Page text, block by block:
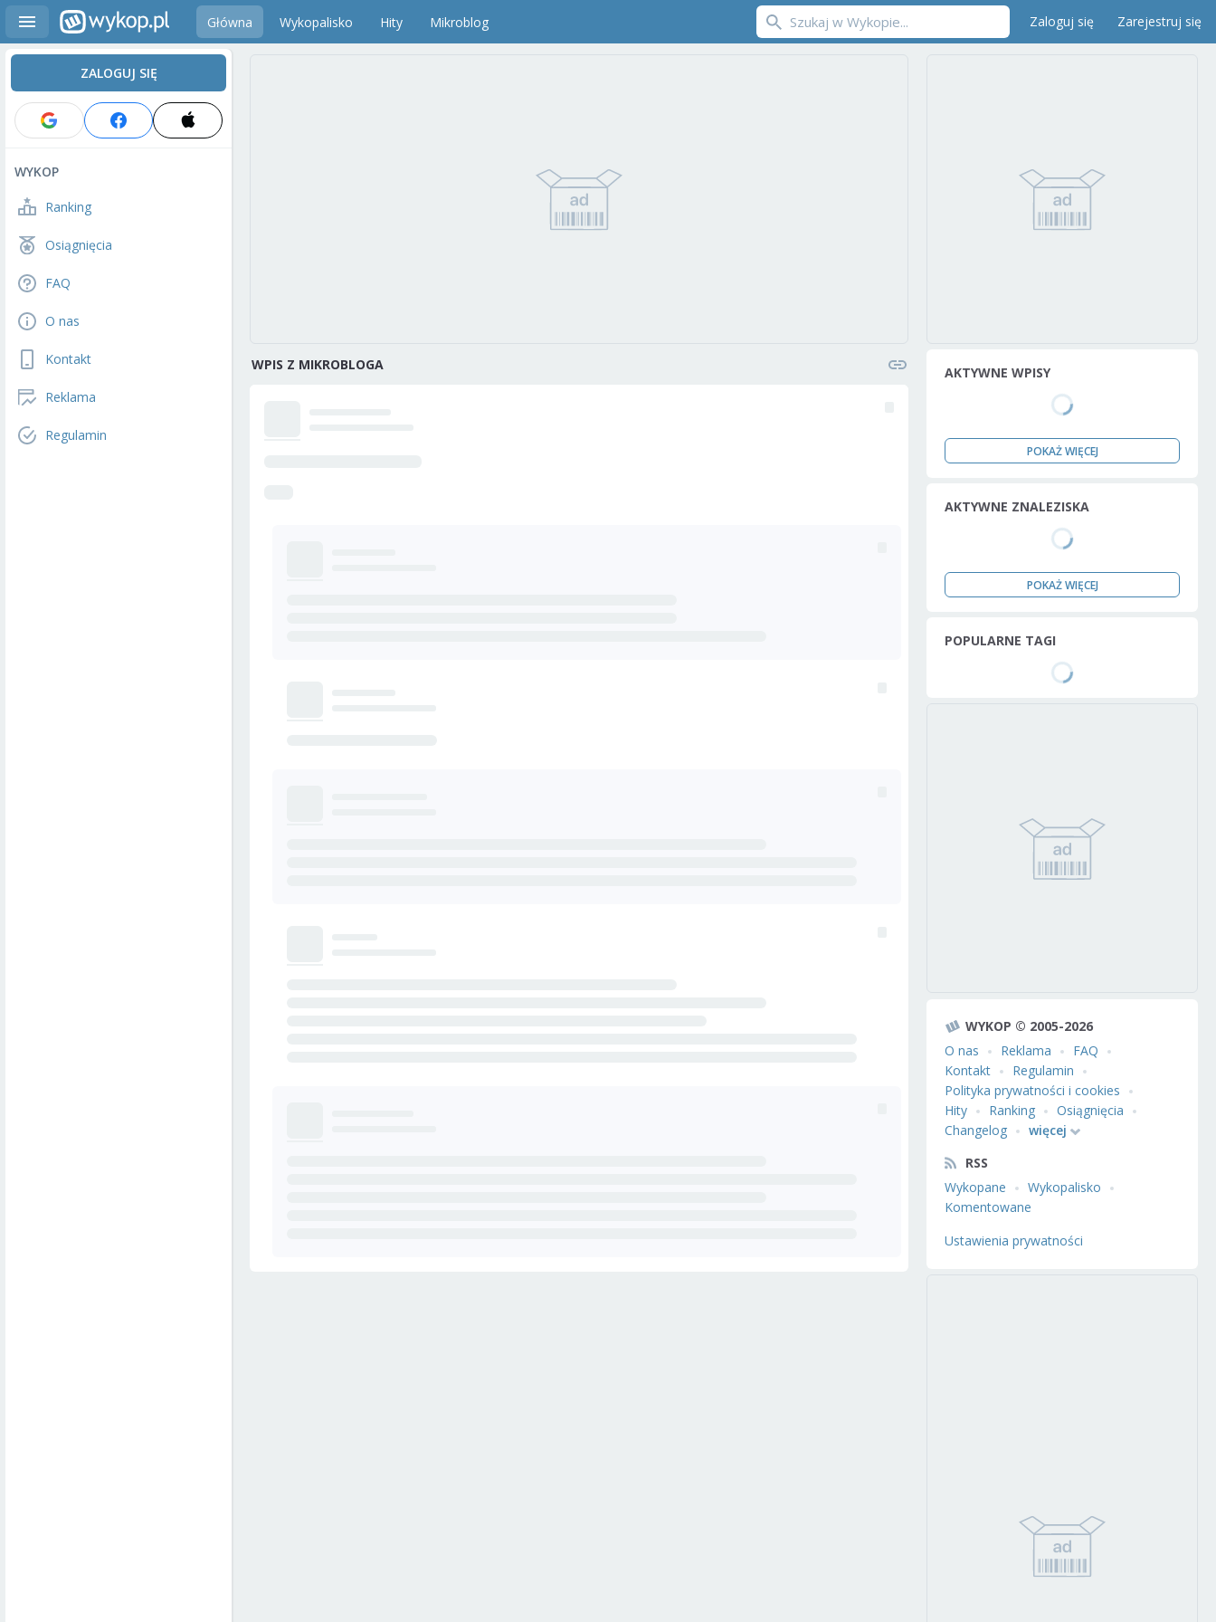
Główna Wykopalisko Hity Mikroblog Zaloguj się Zarejestruj się
ZALOGUJ SIĘ
WYKOP
Ranking
Osiągnięcia
FAQ
O nas
Kontakt
Reklama
Regulamin
WPIS Z MIKROBLOGA AKTYWNE WPISY
POKAŻ WIĘCEJ
AKTYWNE ZNALEZISKA
POKAŻ WIĘCEJ
POPULARNE TAGI
WYKOP © 2005-2026
O nas
Reklama
FAQ
Kontakt
Regulamin
Polityka prywatności i cookies
Hity
Ranking
Osiągnięcia
Changelog
więcej
RSS
Wykopane
Wykopalisko
Komentowane
Ustawienia prywatności